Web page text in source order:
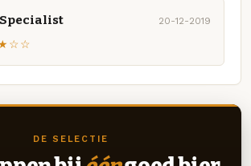
20-12-2019
DE SELECTIE